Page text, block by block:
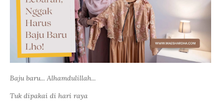
Baju baru... Alhamdulillah...
Tuk dipakai di hari raya